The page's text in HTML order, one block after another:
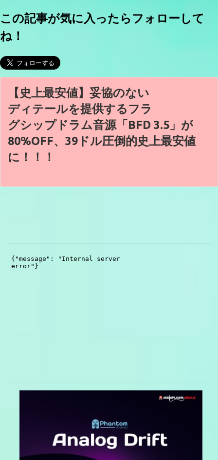
この記事が気に入ったらフォローして
ね！
【史上最安値】妥協のない
ディテールを提供するフラ
グシップドラム音源「BFD 3.5」が
80%OFF、39ドル圧倒的史上最安値
に！！！